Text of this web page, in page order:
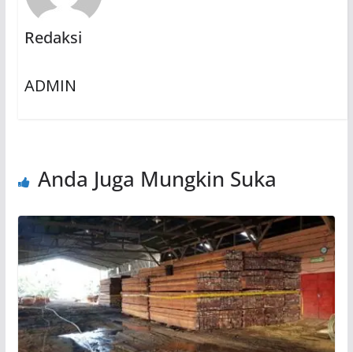
Redaksi
ADMIN
Anda Juga Mungkin Suka